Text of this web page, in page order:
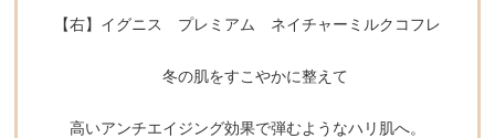
【右】イグニス プレミアム ネイチャーミルクコフレ
冬の肌をすこやかに整えて
高いアンチエイジング効果で弾むようなハリ肌へ。